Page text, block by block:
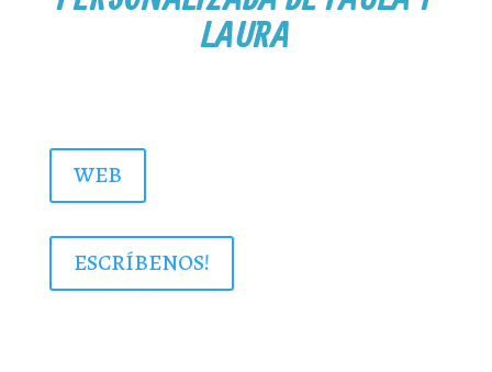
LAURA
WEB
ESCRÍBENOS!